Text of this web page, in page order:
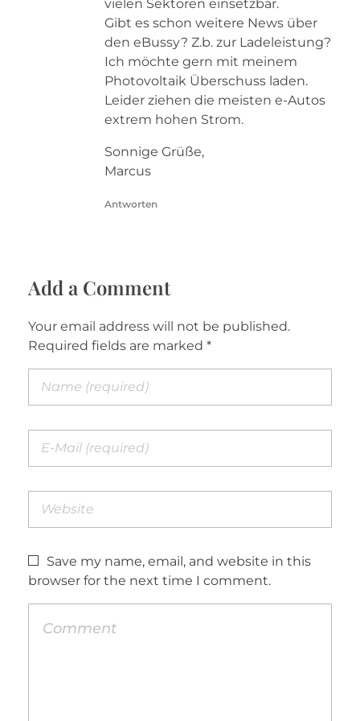
vielen Sektoren einsetzbar.
Gibt es schon weitere News über
den eBussy? Z.b. zur Ladeleistung?
Ich möchte gern mit meinem
Photovoltaik Überschuss laden.
Leider ziehen die meisten e-Autos
extrem hohen Strom.
Sonnige Grüße,
Marcus
Antworten
Add a Comment
Your email address will not be published.
Required fields are marked *
Save my name, email, and website in this
browser for the next time I comment.